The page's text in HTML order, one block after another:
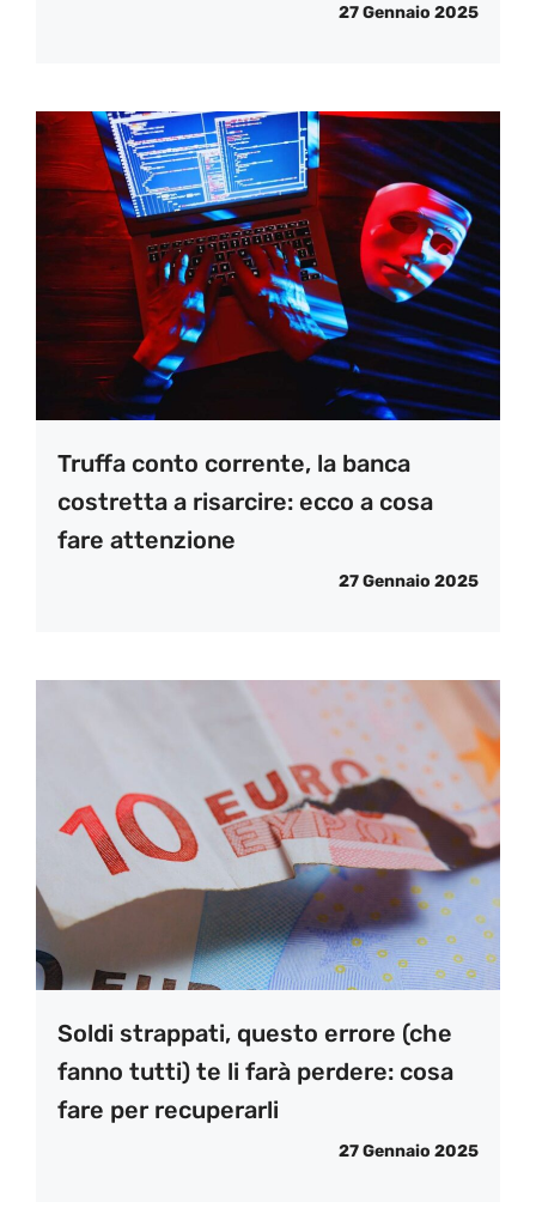
27 Gennaio 2025
Truffa conto corrente, la banca
costretta a risarcire: ecco a cosa
fare attenzione
27 Gennaio 2025
Soldi strappati, questo errore (che
fanno tutti) te li farà perdere: cosa
fare per recuperarli
27 Gennaio 2025